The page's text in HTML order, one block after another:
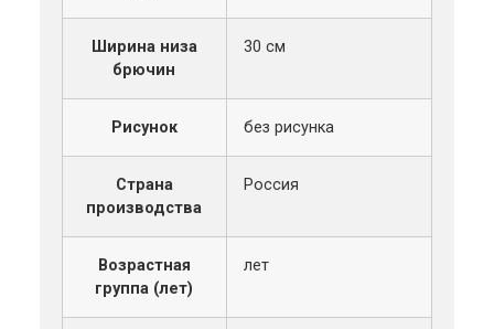
Ширина низа
брючин
30 см
Рисунок без рисунка
Страна
производства
Россия
Возрастная
группа (лет)
лет